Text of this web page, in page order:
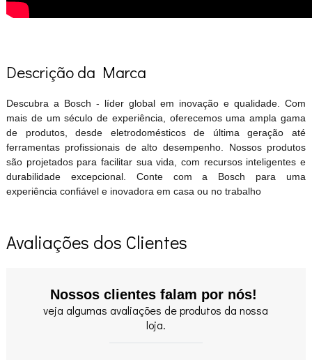
Descrição da Marca
Descubra a Bosch - líder global em inovação e qualidade. Com
mais de um século de experiência, oferecemos uma ampla gama
de produtos, desde eletrodomésticos de última geração até
ferramentas profissionais de alto desempenho. Nossos produtos
são projetados para facilitar sua vida, com recursos inteligentes e
durabilidade excepcional. Conte com a Bosch para uma
experiência confiável e inovadora em casa ou no trabalho
Avaliações dos Clientes
Nossos clientes falam por nós!
veja algumas avaliações de produtos da nossa
loja.